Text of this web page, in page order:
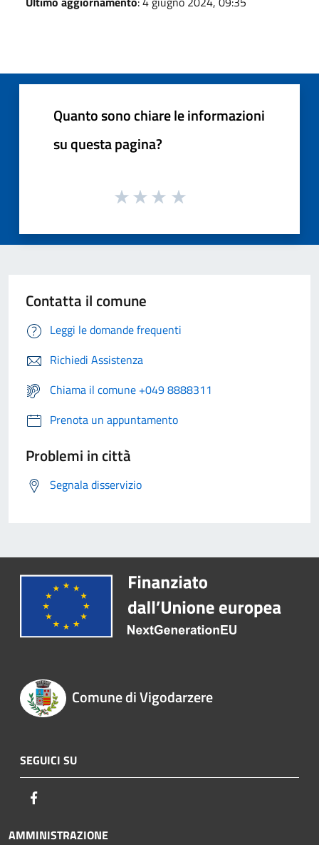
Quanto sono chiare le informazioni
su questa pagina?
Contatta il comune
Leggi le domande frequenti
Richiedi Assistenza
Chiama il comune +049 8888311
Prenota un appuntamento
Problemi in città
Segnala disservizio
Comune di Vigodarzere
SEGUICI SU
AMMINISTRAZIONE